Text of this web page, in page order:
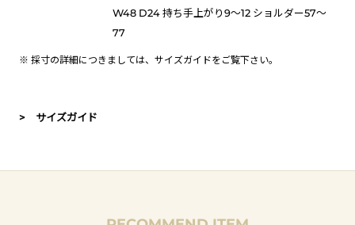
W48 D24 持ち手上がり9～12 ショルダー57～
77
※ 採寸の詳細につきましては、 サイズガイドをご覧下さい。
> サイズガイド